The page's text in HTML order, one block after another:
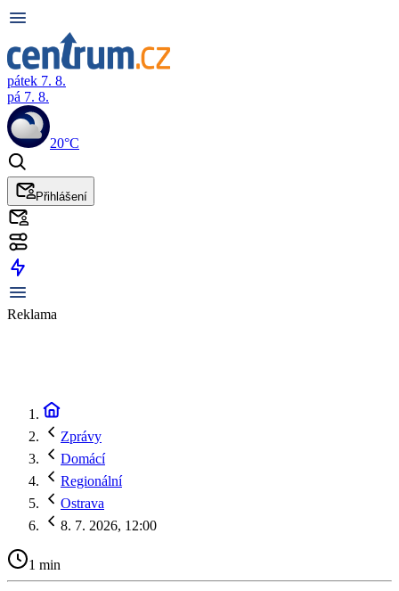
pátek 7. 8.
pá 7. 8.
20°C
Přihlášení
Reklama
Zprávy
Domácí
Regionální
Ostrava
8. 7. 2026, 12:00
1 min